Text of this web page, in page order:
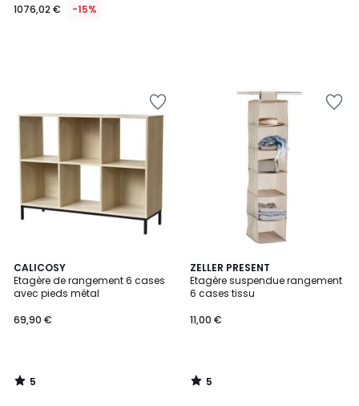
1076,02 € -15%
CALICOSY
Etagère de rangement 6 cases
avec pieds métal
69,90 €
5
/
5
5
/
ZELLER PRESENT
Etagère suspendue rangement
6 cases tissu
11,00 €
5
/
5
5
/